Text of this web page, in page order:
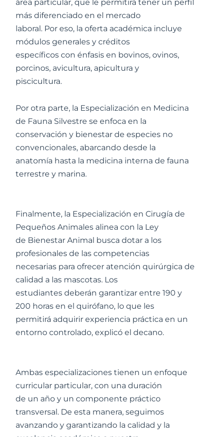
área particular, que le permitirá tener un perfil
más diferenciado en el mercado
laboral. Por eso, la oferta académica incluye
módulos generales y créditos
específicos con énfasis en bovinos, ovinos,
porcinos, avicultura, apicultura y
piscicultura.
Por otra parte, la Especialización en Medicina
de Fauna Silvestre se enfoca en la
conservación y bienestar de especies no
convencionales, abarcando desde la
anatomía hasta la medicina interna de fauna
terrestre y marina.
Finalmente, la Especialización en Cirugía de
Pequeños Animales alinea con la Ley
de Bienestar Animal busca dotar a los
profesionales de las competencias
necesarias para ofrecer atención quirúrgica de
calidad a las mascotas. Los
estudiantes deberán garantizar entre 190 y
200 horas en el quirófano, lo que les
permitirá adquirir experiencia práctica en un
entorno controlado, explicó el decano.
Ambas especializaciones tienen un enfoque
curricular particular, con una duración
de un año y un componente práctico
transversal. De esta manera, seguimos
avanzando y garantizando la calidad y la